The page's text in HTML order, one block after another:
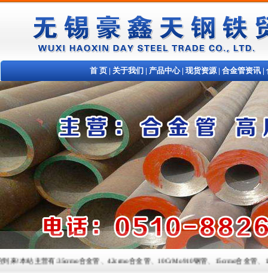
首 页 | 关于我们 | 产品中心| 现货资源| 合金管资讯 |
!本站主营有:35crmo合金管、42crmo合金管、10CrMo910钢管、15crmo合金管、